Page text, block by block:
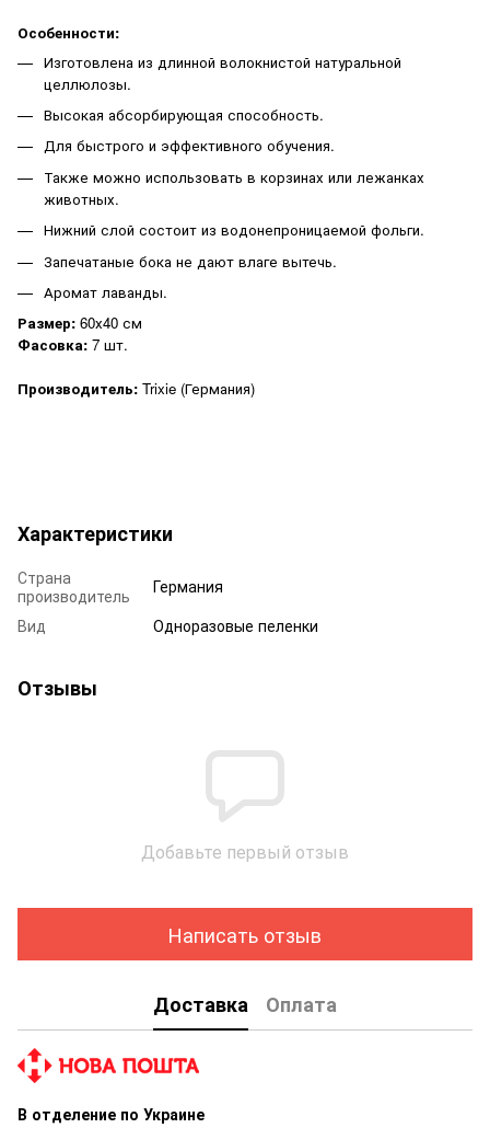
Особенности:
Изготовлена из длинной волокнистой натуральной
целлюлозы.
Высокая абсорбирующая способность.
Для быстрого и эффективного обучения.
Также можно использовать в корзинах или лежанках
животных.
Нижний слой состоит из водонепроницаемой фольги.
Запечатаные бока не дают влаге вытечь.
Аромат лаванды.
Размер: 60х40 см
Фасовка: 7 шт.
Производитель: Trixie (Германия)
Характеристики
Страна
производитель
Германия
Вид
Одноразовые пеленки
Отзывы
Добавьте первый отзыв
Написать отзыв
Доставка Оплата
В отделение по Украине